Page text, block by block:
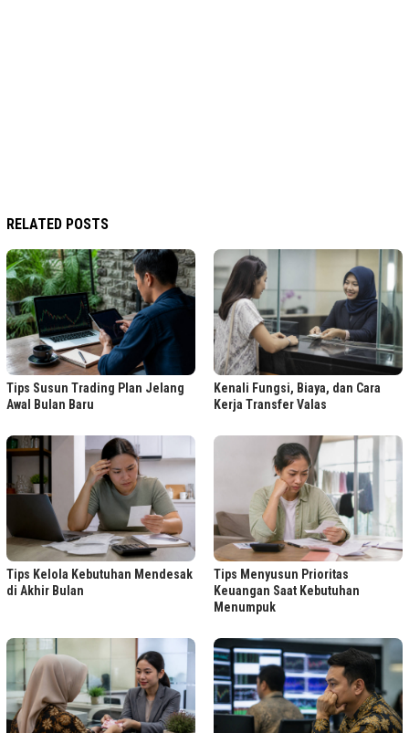
RELATED POSTS
Tips Susun Trading Plan Jelang
Awal Bulan Baru
Kenali Fungsi, Biaya, dan Cara
Kerja Transfer Valas
Tips Kelola Kebutuhan Mendesak
di Akhir Bulan
Tips Menyusun Prioritas
Keuangan Saat Kebutuhan
Menumpuk